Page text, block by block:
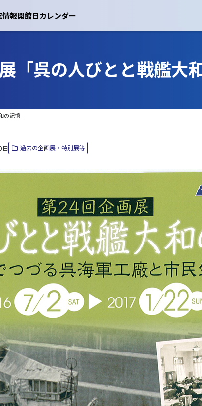
情報開館日カレンダー
「呉の人びとと戦艦大
記憶」
日 過去の企画展・特別展等